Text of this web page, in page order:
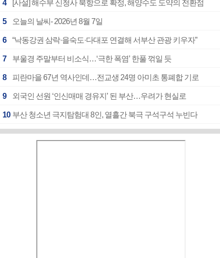
4 [사설] 해수부 신청사 북항으로 확정, 해양수도 도약의 전환점
5 오늘의 날씨- 2026년 8월 7일
6 “낙동강권 삼락·을숙도·다대포 연결해 서부산 관광 키우자”
7 부울경 주말부터 비소식…‘극한 폭염’ 한풀 꺾일 듯
8 피란마을 67년 역사인데…전교생 24명 아미초 통폐합 기로
9 외국인 선원 ‘인신매매 경유지’ 된 부산…우려가 현실로
10 부산 청소년 극지탐험대 8인, 열흘간 북극 구석구석 누빈다